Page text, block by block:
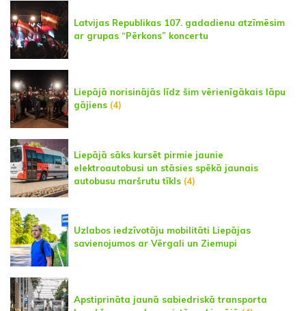
Latvijas Republikas 107. gadadienu atzīmēsim
ar grupas “Pērkons” koncertu
Liepājā norisinājās līdz šim vērienīgākais lāpu
gājiens (4)
Liepājā sāks kursēt pirmie jaunie
elektroautobusi un stāsies spēkā jaunais
autobusu maršrutu tīkls (4)
Uzlabos iedzīvotāju mobilitāti Liepājas
savienojumos ar Vērgali un Ziemupi
Apstiprināta jaunā sabiedriskā transporta